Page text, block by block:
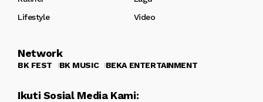
Lifestyle
Video
Network
BK FEST BK MUSIC BEKA ENTERTAINMENT
Ikuti Sosial Media Kami: